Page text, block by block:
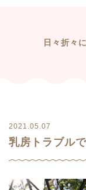
日々折々
2021.05.07
乳房トラブル